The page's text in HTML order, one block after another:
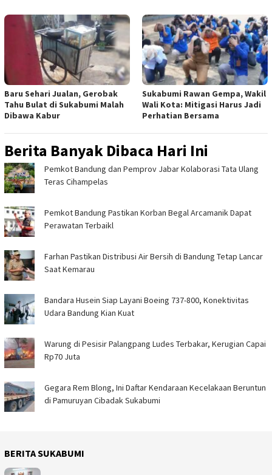
Baru Sehari Jualan, Gerobak
Tahu Bulat di Sukabumi Malah
Dibawa Kabur
Sukabumi Rawan Gempa, Wakil
Wali Kota: Mitigasi Harus Jadi
Perhatian Bersama
Berita Banyak Dibaca Hari Ini
Pemkot Bandung dan Pemprov Jabar Kolaborasi Tata Ulang
Teras Cihampelas
Pemkot Bandung Pastikan Korban Begal Arcamanik Dapat
Perawatan Terbaikl
Farhan Pastikan Distribusi Air Bersih di Bandung Tetap Lancar
Saat Kemarau
Bandara Husein Siap Layani Boeing 737-800, Konektivitas
Udara Bandung Kian Kuat
Warung di Pesisir Palangpang Ludes Terbakar, Kerugian Capai
Rp70 Juta
Gegara Rem Blong, Ini Daftar Kendaraan Kecelakaan Beruntun
di Pamuruyan Cibadak Sukabumi
BERITA SUKABUMI